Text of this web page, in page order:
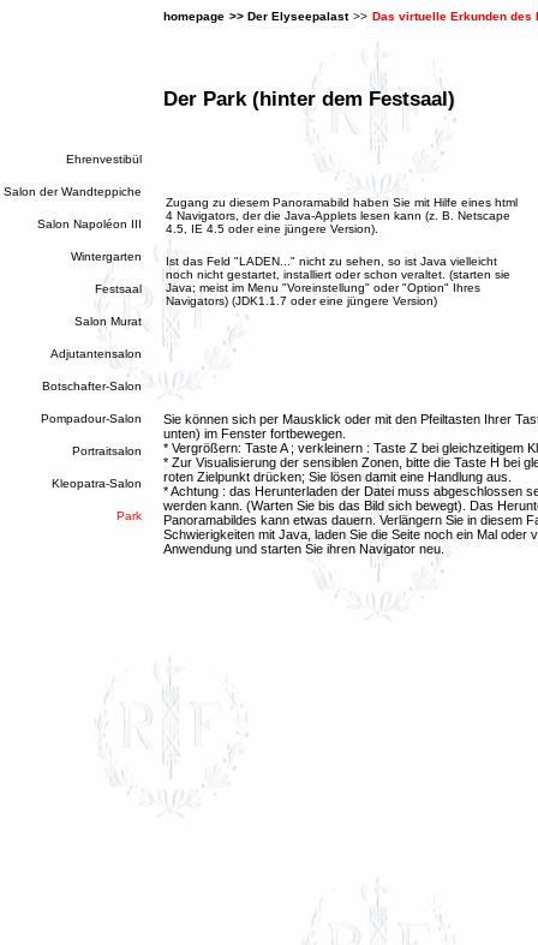
homepage >> Der Elyseepalast >> Das virtuelle Erkunden des
Der Park (hinter dem Festsaal)
Ehrenvestibül
Salon der Wandteppiche
Salon Napoléon III
Wintergarten
Festsaal
Salon Murat
Adjutantensalon
Botschafter-Salon
Pompadour-Salon
Portraitsalon
Kleopatra-Salon
Park
Zugang zu diesem Panoramabild haben Sie mit Hilfe eines html
4 Navigators, der die Java-Applets lesen kann (z. B. Netscape
4.5, IE 4.5 oder eine jüngere Version).
Ist das Feld "LADEN..." nicht zu sehen, so ist Java vielleicht
noch nicht gestartet, installiert oder schon veraltet. (starten sie
Java; meist im Menu "Voreinstellung" oder "Option" Ihres
Navigators) (JDK1.1.7 oder eine jüngere Version)
Sie können sich per Mausklick oder mit den Pfeiltasten Ihrer
unten) im Fenster fortbewegen.
* Vergrößern: Taste A ; verkleinern : Taste Z bei gleichzeitigem
* Zur Visualisierung der sensiblen Zonen, bitte die Taste H bei
roten Zielpunkt drücken; Sie lösen damit eine Handlung aus.
* Achtung : das Herunterladen der Datei muss abgeschlossen
werden kann. (Warten Sie bis das Bild sich bewegt). Das
Panoramabildes kann etwas dauern. Verlängern Sie in diesem
Schwierigkeiten mit Java, laden Sie die Seite noch ein Mal oder
Anwendung und starten Sie ihren Navigator neu.